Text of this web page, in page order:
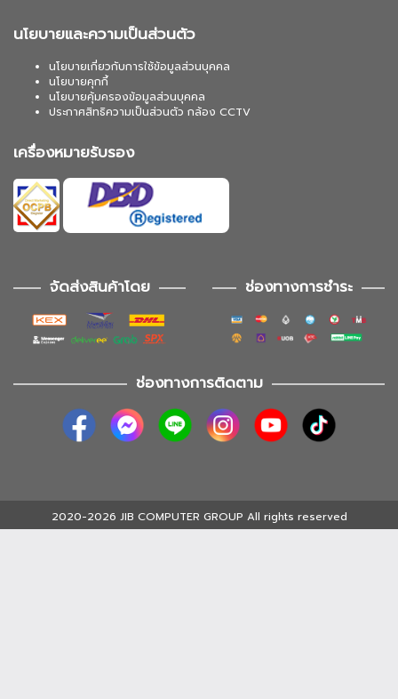
นโยบายและความเป็นส่วนตัว
นโยบายเกี่ยวกับการใช้ข้อมูลส่วนบุคคล
นโยบายคุกกี้
นโยบายคุ้มครองข้อมูลส่วนบุคคล
ประกาศสิทธิความเป็นส่วนตัว กล้อง CCTV
เครื่องหมายรับรอง
จัดส่งสินค้าโดย ช่องทางการชำระ
ช่องทางการติดตาม
2020-2026 JIB COMPUTER GROUP All rights reserved